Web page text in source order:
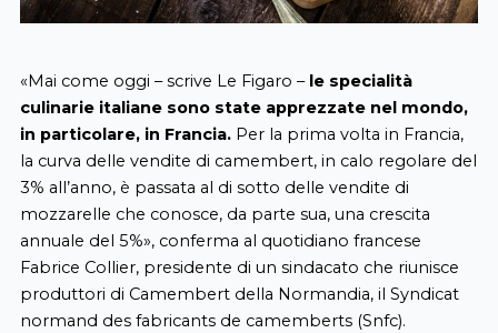
«Mai come oggi – scrive Le Figaro – le specialità
culinarie italiane sono state apprezzate nel mondo,
in particolare, in Francia.Per la prima volta in Francia,
la curva delle vendite di camembert, in calo regolare del
3% all’anno, è passata al di sotto delle vendite di
mozzarelle che conosce, da parte sua, una crescita
annuale del 5%», conferma al quotidiano francese
Fabrice Collier, presidente di un sindacato che riunisce
produttori di Camembert della Normandia, il Syndicat
normand des fabricants de camemberts (Snfc).